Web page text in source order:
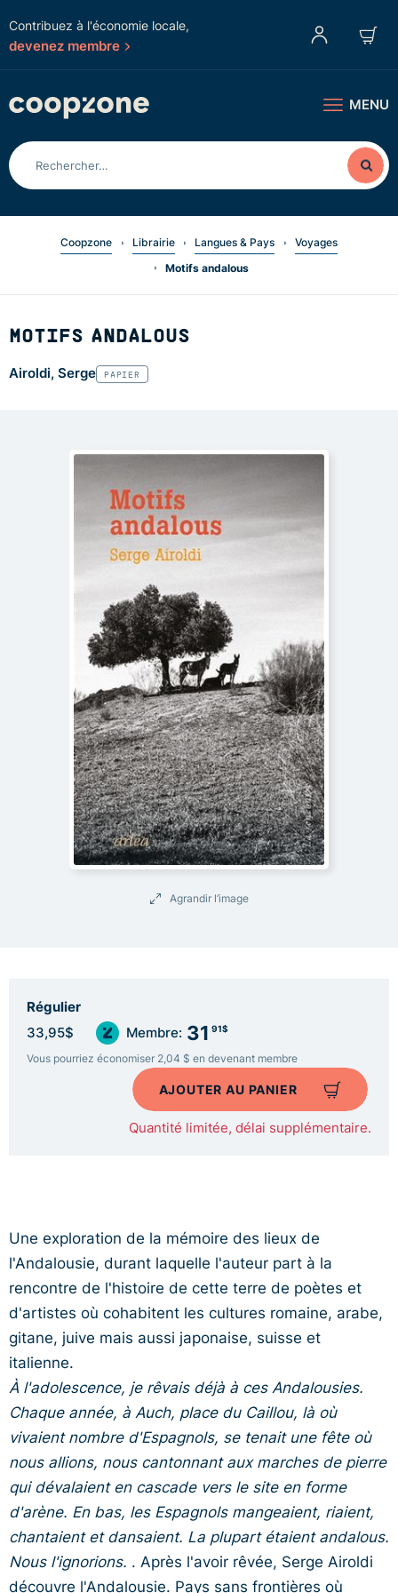
Contribuez à l'économie locale,
devenez membre
MENU
Coopzone Librairie Langues & Pays
Voyages
Motifs andalous
MOTIFS ANDALOUS
Airoldi, Serge PAPIER
Agrandir l’image
Régulier
33,95$ Membre: 31 91$
Vous pourriez économiser 2,04 $ en devenant membre
AJOUTER AU PANIER
Quantité limitée, délai supplémentaire.
Une exploration de la mémoire des lieux de
l'Andalousie, durant laquelle l'auteur part à la
rencontre de l'histoire de cette terre de poètes et
d'artistes où cohabitent les cultures romaine, arabe,
gitane, juive mais aussi japonaise, suisse et
italienne.
À l'adolescence, je rêvais déjà à ces Andalousies.
Chaque année, à Auch, place du Caillou, là où
vivaient nombre d'Espagnols, se tenait une fête où
nous allions, nous cantonnant aux marches de pierre
qui dévalaient en cascade vers le site en forme
d'arène. En bas, les Espagnols mangeaient, riaient,
chantaient et dansaient. La plupart étaient andalous.
Nous l'ignorions. . Après l'avoir rêvée, Serge Airoldi
découvre l'Andalousie. Pays sans frontières où